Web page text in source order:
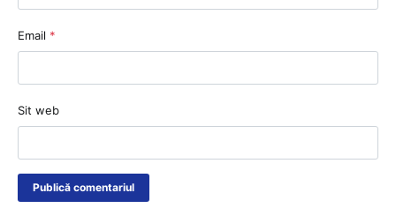
Email *
Sit web